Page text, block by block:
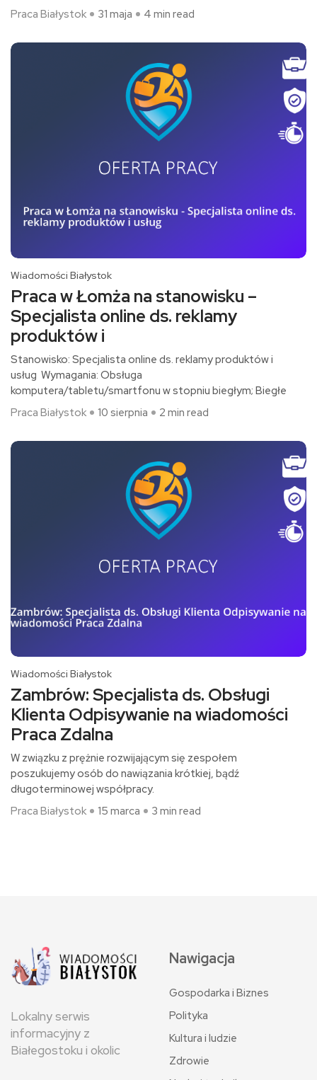
Praca Białystok
31 maja 4 min read
Wiadomości Białystok
Praca w Łomża na stanowisku –
Specjalista online ds. reklamy
produktów i
Stanowisko: Specjalista online ds. reklamy produktów i
usług Wymagania: Obsługa
komputera/tabletu/smartfonu w stopniu biegłym; Biegłe
Praca Białystok
10 sierpnia 2 min read
Wiadomości Białystok
Zambrów: Specjalista ds. Obsługi
Klienta Odpisywanie na wiadomości
Praca Zdalna
W związku z prężnie rozwijającym się zespołem
poszukujemy osób do nawiązania krótkiej, bądź
długoterminowej współpracy.
Praca Białystok
15 marca 3 min read
Lokalny serwis
informacyjny z
Białegostoku i okolic
Nawigacja
Gospodarka i Biznes
Polityka
Kultura i ludzie
Zdrowie